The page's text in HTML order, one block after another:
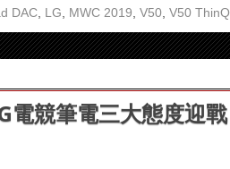
DAC LG MWC 2019 V50 V50 ThinQ
電競筆電三大態度迎戰